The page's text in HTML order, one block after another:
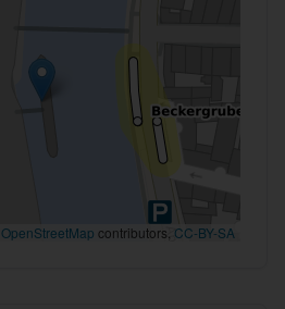
OpenStreetMap contributors, CC-BY-SA